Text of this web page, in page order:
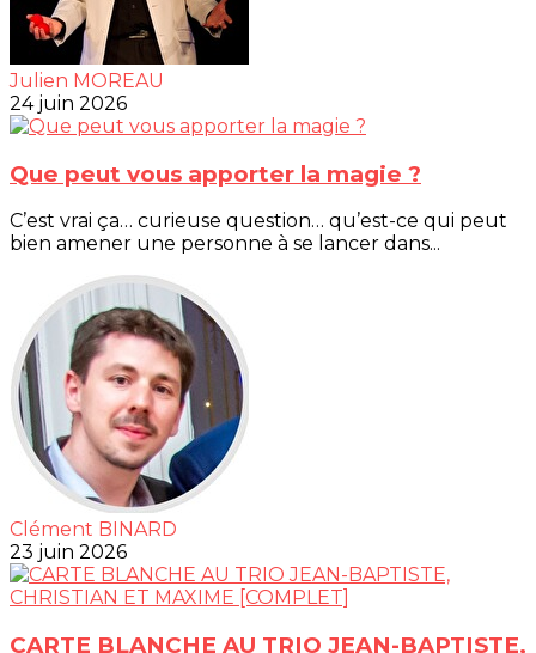
Julien MOREAU
24 juin 2026
Que peut vous apporter la magie ?
C’est vrai ça… curieuse question… qu’est-ce qui peut
bien amener une personne à se lancer dans...
Clément BINARD
23 juin 2026
CARTE BLANCHE AU TRIO JEAN-BAPTISTE,